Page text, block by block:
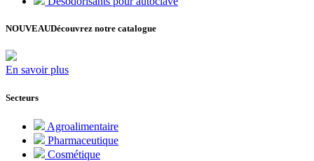
NOUVEAUDécouvrez notre catalogue
En savoir plus
Secteurs
Agroalimentaire
Pharmaceutique
Cosmétique